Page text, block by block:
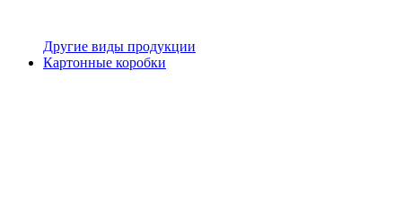
Другие виды продукции
Картонные коробки